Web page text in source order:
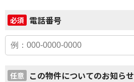
必須 電話番号
任意 この物件についてのお知らせ